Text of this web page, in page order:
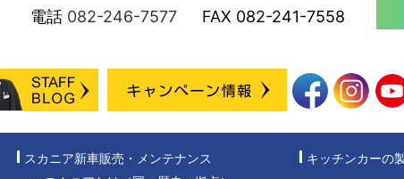
電話 082-246-7577 FAX 082-241-7558
スカニア新車販売・メンテナンス
キッチンカーの